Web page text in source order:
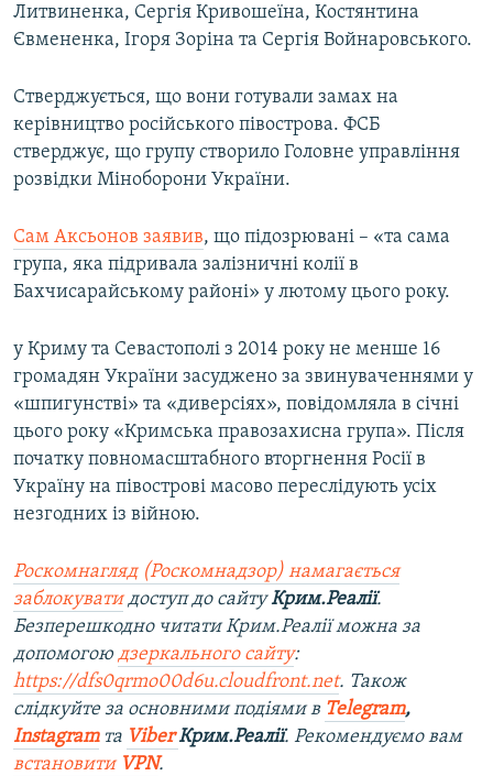
Литвиненка, Сергія Кривошеїна, Костянтина
Євмененка, Ігоря Зоріна та Сергія Войнаровського.
Стверджується, що вони готували замах на
керівництво російського півострова. ФСБ
стверджує, що групу створило Головне управління
розвідки Міноборони України.
Сам Аксьонов заявив, що підозрювані – «та сама
група, яка підривала залізничні колії в
Бахчисарайському районі» у лютому цього року.
у Криму та Севастополі з 2014 року не менше 16
громадян України засуджено за звинуваченнями у
«шпигунстві» та «диверсіях», повідомляла в січні
цього року «Кримська правозахисна група». Після
початку повномасштабного вторгнення Росії в
Україну на півострові масово переслідують усіх
незгодних із війною.
Роскомнагляд (Роскомнадзор) намагається
заблокуватидоступ до сайтуКрим.Реалії.
Безперешкодно читати Крим.Реалії можна за
допомогою дзеркального сайту:
https://dfs0qrmo00d6u.cloudfront.net. Також
слідкуйте за основними подіями в Telegram,
Instagramта ViberКрим.Реалії. Рекомендуємо вам
встановити VPN.